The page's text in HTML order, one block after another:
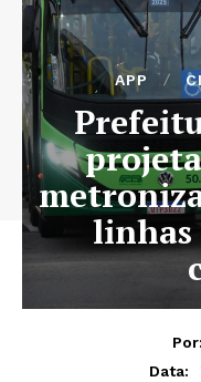
APP
linhas
Por:
Data: